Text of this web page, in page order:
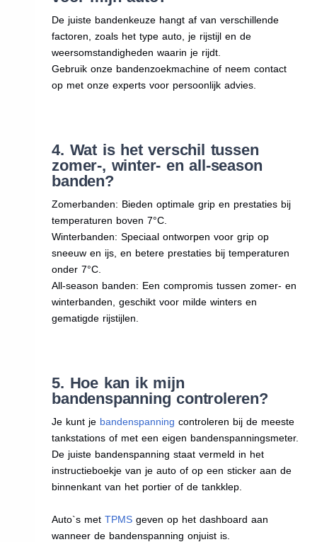
De juiste bandenkeuze hangt af van verschillende
factoren, zoals het type auto, je rijstijl en de
weersomstandigheden waarin je rijdt.
Gebruik onze bandenzoekmachine of neem contact
op met onze experts voor persoonlijk advies.
4. Wat is het verschil tussen
zomer-, winter- en all-season
banden?
Zomerbanden: Bieden optimale grip en prestaties bij
temperaturen boven 7°C.
Winterbanden: Speciaal ontworpen voor grip op
sneeuw en ijs, en betere prestaties bij temperaturen
onder 7°C.
All-season banden: Een compromis tussen zomer- en
winterbanden, geschikt voor milde winters en
gematigde rijstijlen.
5. Hoe kan ik mijn
bandenspanning controleren?
Je kunt je bandenspanning controleren bij de meeste
tankstations of met een eigen bandenspanningsmeter.
De juiste bandenspanning staat vermeld in het
instructieboekje van je auto of op een sticker aan de
binnenkant van het portier of de tankklep.
Auto`s metTPMS geven op het dashboard aan
wanneer de bandenspanning onjuist is.